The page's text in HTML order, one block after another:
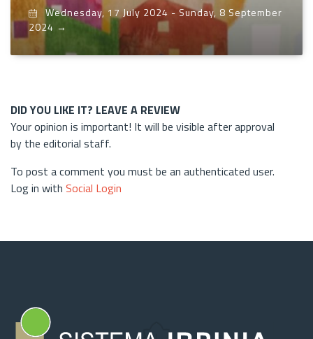
Wednesday, 17 July 2024 - Sunday, 8 September
2024 →
DID YOU LIKE IT? LEAVE A REVIEW
Your opinion is important! It will be visible after approval
by the editorial staff.
To post a comment you must be an authenticated user.
Log in with Social Login